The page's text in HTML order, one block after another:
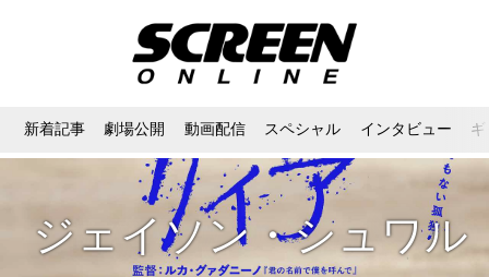
新着記事 劇場公開 動画配信 スペシャル インタビュー
ジェイソン・シュワル